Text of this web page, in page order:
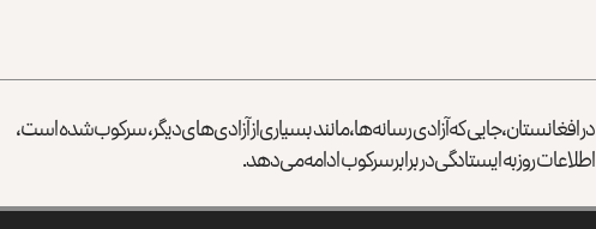
در افغانستان، جایی که آزادی رسانه‌ها، مانند بسیاری از آزادی‌های دیگر، سرکوب شده است،
اطلاعات روز به ایستادگی در برابر سرکوب ادامه می‌دهد.